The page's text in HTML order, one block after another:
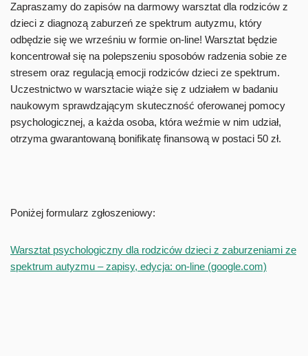
Zapraszamy do zapisów na darmowy warsztat dla rodziców z
dzieci z diagnozą zaburzeń ze spektrum autyzmu, który
odbędzie się we wrześniu w formie on-line! Warsztat będzie
koncentrował się na polepszeniu sposobów radzenia sobie ze
stresem oraz regulacją emocji rodziców dzieci ze spektrum.
Uczestnictwo w warsztacie wiąże się z udziałem w badaniu
naukowym sprawdzającym skuteczność oferowanej pomocy
psychologicznej, a każda osoba, która weźmie w nim udział,
otrzyma gwarantowaną bonifikatę finansową w postaci 50 zł.
Poniżej formularz zgłoszeniowy:
Warsztat psychologiczny dla rodziców dzieci z zaburzeniami ze
spektrum autyzmu – zapisy, edycja: on-line (google.com)